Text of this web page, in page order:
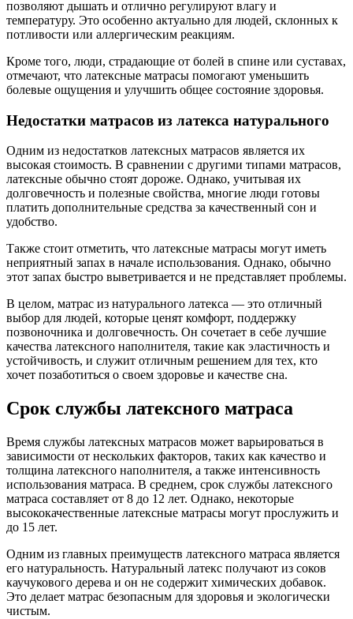
позволяют дышать и отлично регулируют влагу и
температуру. Это особенно актуально для людей, склонных к
потливости или аллергическим реакциям.
Кроме того, люди, страдающие от болей в спине или суставах,
отмечают, что латексные матрасы помогают уменьшить
болевые ощущения и улучшить общее состояние здоровья.
Недостатки матрасов из латекса натурального
Одним из недостатков латексных матрасов является их
высокая стоимость. В сравнении с другими типами матрасов,
латексные обычно стоят дороже. Однако, учитывая их
долговечность и полезные свойства, многие люди готовы
платить дополнительные средства за качественный сон и
удобство.
Также стоит отметить, что латексные матрасы могут иметь
неприятный запах в начале использования. Однако, обычно
этот запах быстро выветривается и не представляет проблемы.
В целом, матрас из натурального латекса — это отличный
выбор для людей, которые ценят комфорт, поддержку
позвоночника и долговечность. Он сочетает в себе лучшие
качества латексного наполнителя, такие как эластичность и
устойчивость, и служит отличным решением для тех, кто
хочет позаботиться о своем здоровье и качестве сна.
Срок службы латексного матраса
Время службы латексных матрасов может варьироваться в
зависимости от нескольких факторов, таких как качество и
толщина латексного наполнителя, а также интенсивность
использования матраса. В среднем, срок службы латексного
матраса составляет от 8 до 12 лет. Однако, некоторые
высококачественные латексные матрасы могут прослужить и
до 15 лет.
Одним из главных преимуществ латексного матраса является
его натуральность. Натуральный латекс получают из соков
каучукового дерева и он не содержит химических добавок.
Это делает матрас безопасным для здоровья и экологически
чистым.